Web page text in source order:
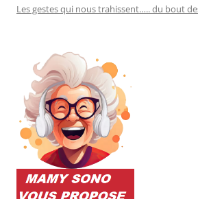
Les gestes qui nous trahissent….. du bout